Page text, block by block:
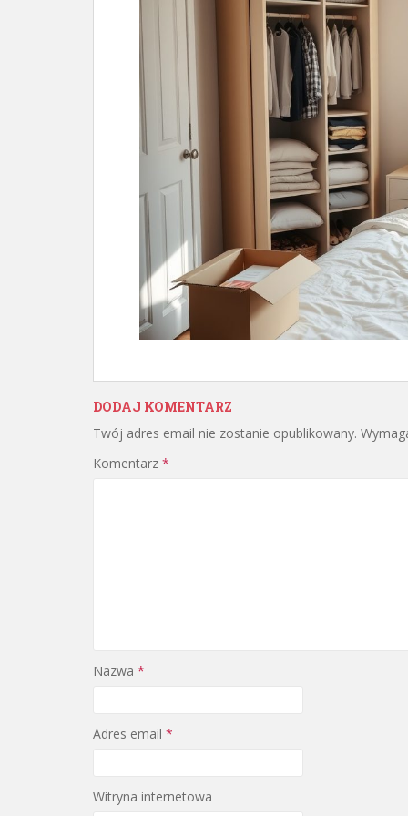
DODAJ KOMENTARZ
Twój adres email nie zostanie opublikowany.
Komentarz *
Nazwa *
Adres email *
Witryna internetowa